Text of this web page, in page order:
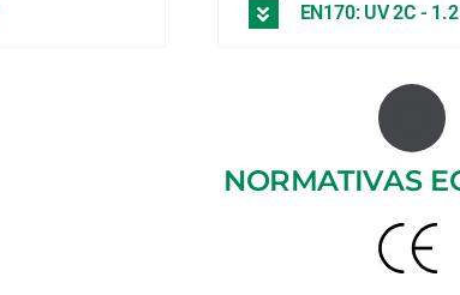
EN170: UV 2C - 1.2
NORMATIVAS